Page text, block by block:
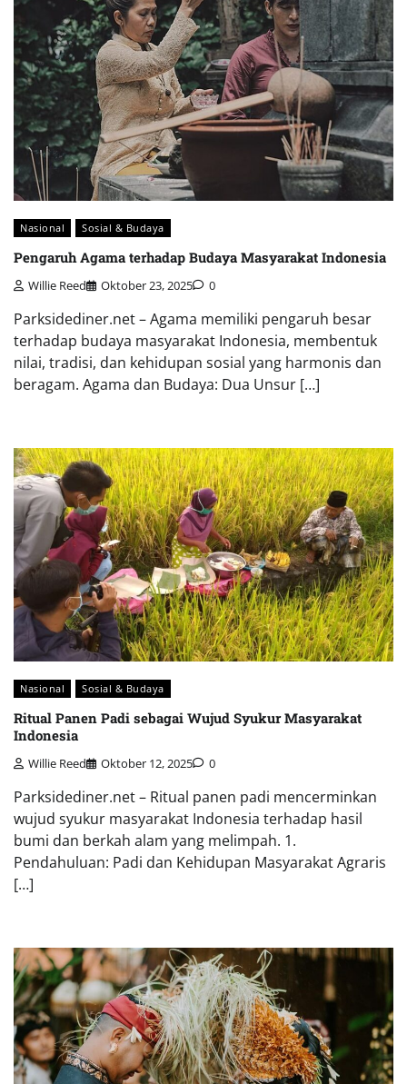
Nasional Sosial & Budaya
Pengaruh Agama terhadap Budaya Masyarakat Indonesia
Willie Reed Oktober 23, 2025 0
Parksidediner.net – Agama memiliki pengaruh besar
terhadap budaya masyarakat Indonesia, membentuk
nilai, tradisi, dan kehidupan sosial yang harmonis dan
beragam. Agama dan Budaya: Dua Unsur […]
Nasional Sosial & Budaya
Ritual Panen Padi sebagai Wujud Syukur Masyarakat
Indonesia
Willie Reed Oktober 12, 2025 0
Parksidediner.net – Ritual panen padi mencerminkan
wujud syukur masyarakat Indonesia terhadap hasil
bumi dan berkah alam yang melimpah. 1.
Pendahuluan: Padi dan Kehidupan Masyarakat Agraris
[…]